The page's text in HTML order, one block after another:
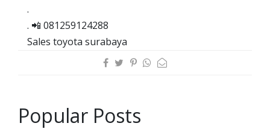
.
. 📲 081259124288
Sales toyota surabaya
Popular Posts